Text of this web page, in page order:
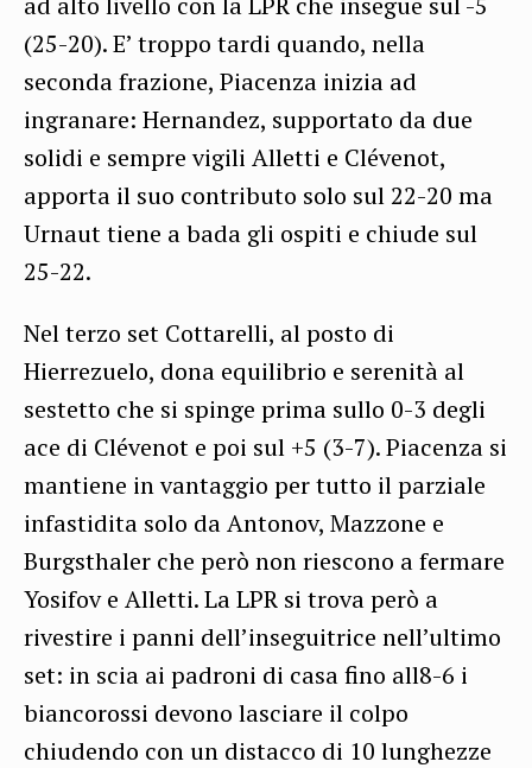
(25-20). E’ troppo tardi quando, nella
seconda frazione, Piacenza inizia ad
ingranare: Hernandez, supportato da due
solidi e sempre vigili Alletti e Clévenot,
apporta il suo contributo solo sul 22-20 ma
Urnaut tiene a bada gli ospiti e chiude sul
25-22.
Nel terzo set Cottarelli, al posto di
Hierrezuelo, dona equilibrio e serenità al
sestetto che si spinge prima sullo 0-3 degli
ace di Clévenot e poi sul +5 (3-7). Piacenza si
mantiene in vantaggio per tutto il parziale
infastidita solo da Antonov, Mazzone e
Burgsthaler che però non riescono a fermare
Yosifov e Alletti. La LPR si trova però a
rivestire i panni dell’inseguitrice nell’ultimo
set: in scia ai padroni di casa fino all8-6 i
biancorossi devono lasciare il colpo
chiudendo con un distacco di 10 lunghezze